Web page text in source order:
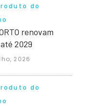
do
renovam
2029
2026
do